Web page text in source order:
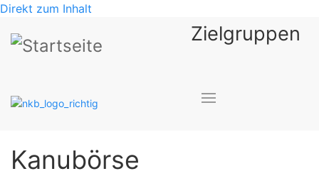
Direkt zum Inhalt
Zielgruppen
Kanubörse